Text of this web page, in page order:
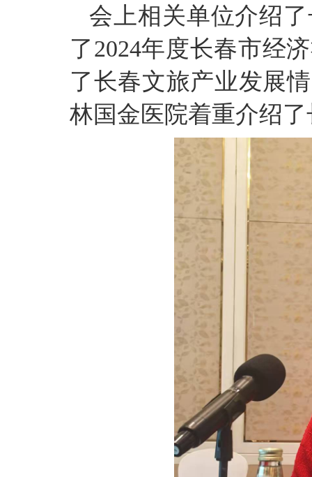
会上相关单位介绍
了2024年度长春市经
了长春文旅产业发展
林国金医院着重介绍